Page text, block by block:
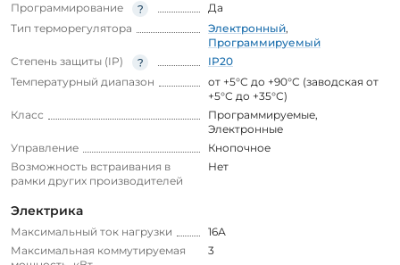
Программирование
Да
Тип терморегулятора
Электронный,
Программируемый
Степень защиты (IP)
IP20
Температурный диапазон
от +5°С до +90°С (заводская от
+5°С до +35°С)
Класс
Программируемые,
Электронные
Управление
Кнопочное
Возможность встраивания в
рамки других производителей
Нет
Электрика
Максимальный ток нагрузки
16А
Максимальная коммутируемая
3